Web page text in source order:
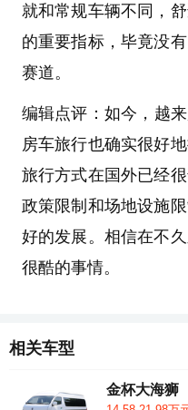
就和常规车辆不同，
的重要指标，毕竟没
赛道。
编辑点评： 如今，越
房车旅行也确实很好
旅行方式在国外已经
政策限制和场地设施
好的发展。相信在不
很酷的事情。
相关车型
金杯大海狮